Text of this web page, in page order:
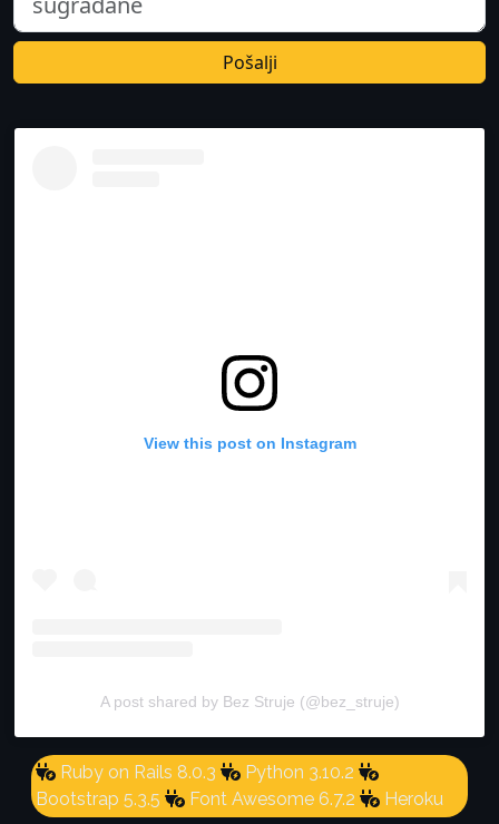
View this post on Instagram
A post shared by Bez Struje (@bez_struje)
Ruby on Rails 8.0.3
Python 3.10.2
Bootstrap 5.3.5
Font Awesome 6.7.2 Heroku